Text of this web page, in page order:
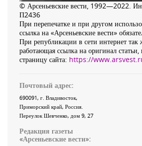
© Арсеньевские вести, 1992—2022.
П2436
При перепечатке и при другом
ссылка на «Арсеньевские вести»
При републикации в сети интернет так
работающая ссылка на оригинал
страницу сайта: https://
Почтовый адрес:
690091, г. Владивосток,
Приморский край, Россия
Переулок Шевченко, дом 9, 27
Редакция газеты
«Арсеньевские вести»: